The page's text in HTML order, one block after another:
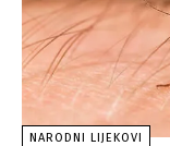
NARODNI LIJEKOVI